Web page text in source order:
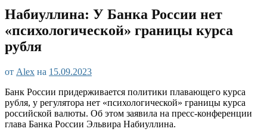
Набиуллина: У Банка России нет
«психологической» границы курса
рубля
от Alex на 15.09.2023
Банк России придерживается политики плавающего курса
рубля, у регулятора нет «психологической» границы курса
российской валюты. Об этом заявила на пресс-конференции
глава Банка России Эльвира Набиуллина.